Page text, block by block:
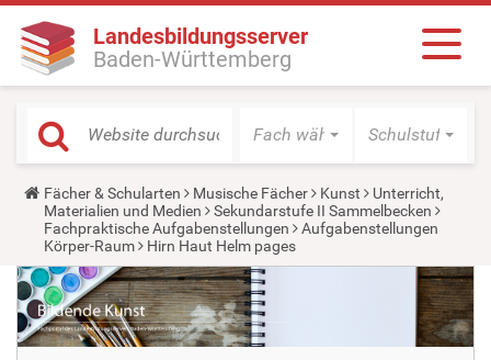
Landesbildungsserver
Baden-Württemberg
Fach wählen Schulstufe
Y
o
u
a
r
e
h
e
r
e
Fächer & Schularten Musische Fächer Kunst
Unterricht,
Materialien und Medien
Sekundarstufe II Sammelbecken
Fachpraktische Aufgabenstellungen
Aufgabenstellungen
Körper-Raum
Hirn Haut Helm pages